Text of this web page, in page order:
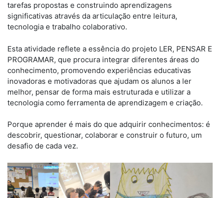
tarefas propostas e construindo aprendizagens
significativas através da articulação entre leitura,
tecnologia e trabalho colaborativo.
Esta atividade reflete a essência do projeto LER, PENSAR E
PROGRAMAR, que procura integrar diferentes áreas do
conhecimento, promovendo experiências educativas
inovadoras e motivadoras que ajudam os alunos a ler
melhor, pensar de forma mais estruturada e utilizar a
tecnologia como ferramenta de aprendizagem e criação.
Porque aprender é mais do que adquirir conhecimentos: é
descobrir, questionar, colaborar e construir o futuro, um
desafio de cada vez.